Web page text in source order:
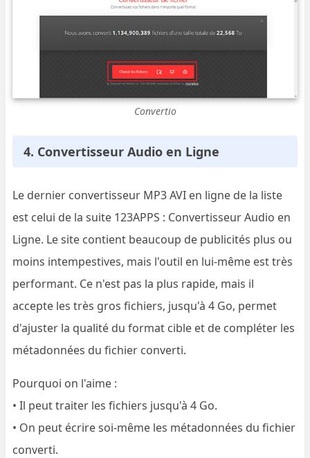
Convertio
4. Convertisseur Audio en Ligne
Le dernier convertisseur MP3 AVI en ligne de la liste
est celui de la suite 123APPS : Convertisseur Audio en
Ligne. Le site contient beaucoup de publicités plus ou
moins intempestives, mais l'outil en lui-même est très
performant. Ce n'est pas la plus rapide, mais il
accepte les très gros fichiers, jusqu'à 4 Go, permet
d'ajuster la qualité du format cible et de compléter les
métadonnées du fichier converti.
Pourquoi on l'aime :
• Il peut traiter les fichiers jusqu'à 4 Go.
• On peut écrire soi-même les métadonnées du fichier
converti.